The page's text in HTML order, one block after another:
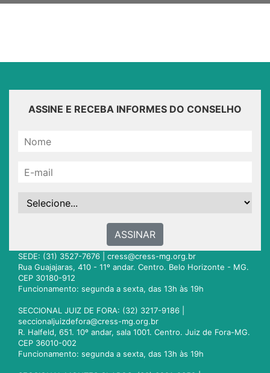
ASSINE E RECEBA INFORMES DO CONSELHO
ASSINAR
SEDE: (31) 3527-7676 | cress@cress-mg.org.br
Rua Guajajaras, 410 - 11º andar. Centro. Belo Horizonte - MG.
CEP 30180-912
Funcionamento: segunda a sexta, das 13h às 19h
SECCIONAL JUIZ DE FORA: (32) 3217-9186 |
seccionaljuizdefora@cress-mg.org.br
R. Halfeld, 651. 10º andar, sala 1001. Centro. Juiz de Fora-MG.
CEP 36010-002
Funcionamento: segunda a sexta, das 13h às 19h